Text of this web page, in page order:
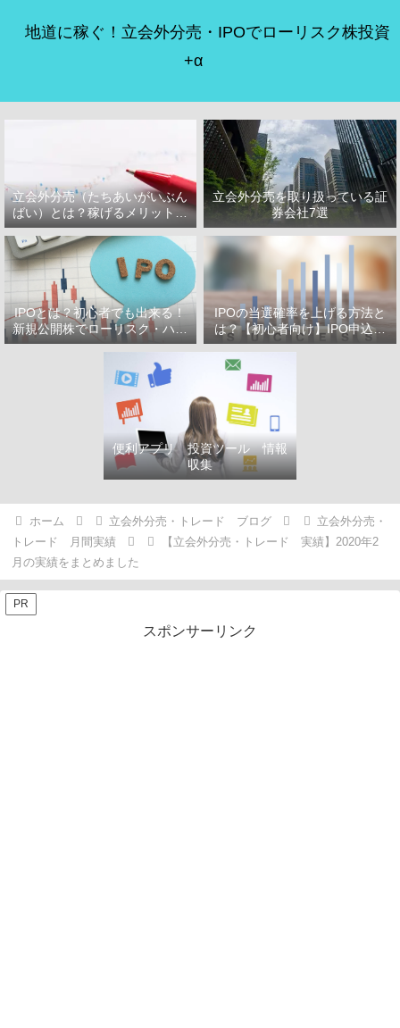
地道に稼ぐ！立会外分売・IPOでローリスク株投資
+α
立会外分売（たちあいがいぶん
ばい）とは？稼げるメリット・
デメリット
立会外分売を取り扱っている証
券会社7選
IPOとは？初心者でも出来る！
新規公開株でローリスク・ハイ
リターン投資をはじめよう！
IPOの当選確率を上げる方法と
は？【初心者向け】IPO申込で
選ぶべき証券会社
便利アプリ 投資ツール 情報
収集
ホーム 立会外分売・トレード ブログ
立会外分売・
トレード 月間実績
【立会外分売・トレード 実績】2020年2
月の実績をまとめました
PR
スポンサーリンク